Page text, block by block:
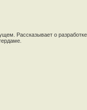
Рассказывает о разработке